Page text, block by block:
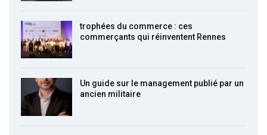
trophées du commerce : ces
commerçants qui réinventent Rennes
Un guide sur le management publié par un
ancien militaire